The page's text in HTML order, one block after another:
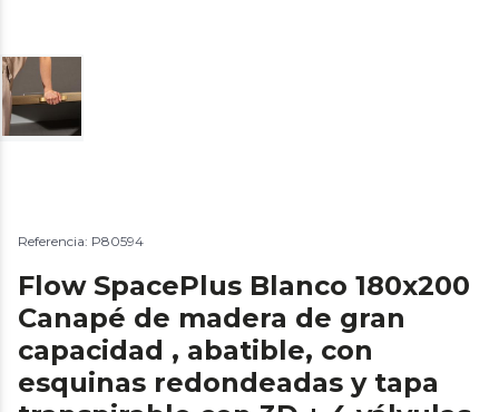
Referencia: P80594
Flow SpacePlus Blanco 180x200
Canapé de madera de gran
capacidad , abatible, con
esquinas redondeadas y tapa